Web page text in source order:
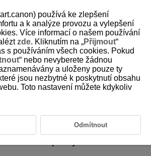
AE
či ruční nastavení rychlosti závěrky, hodnoty
fotografování v režimu
expozici (Auto Exposure).
používá ke zlepšení
a k analýze provozu a vylepšení
Více informací o našem používání
zde. Kliknutím na „Přijmout“
s používáním všech cookies. Pokud
“ nebo nevyberete žádnou
a uloženy pouze ty
jsou nezbytné k poskytnutí obsahu
Toto nastavení můžete kdykoliv
Odmítnout